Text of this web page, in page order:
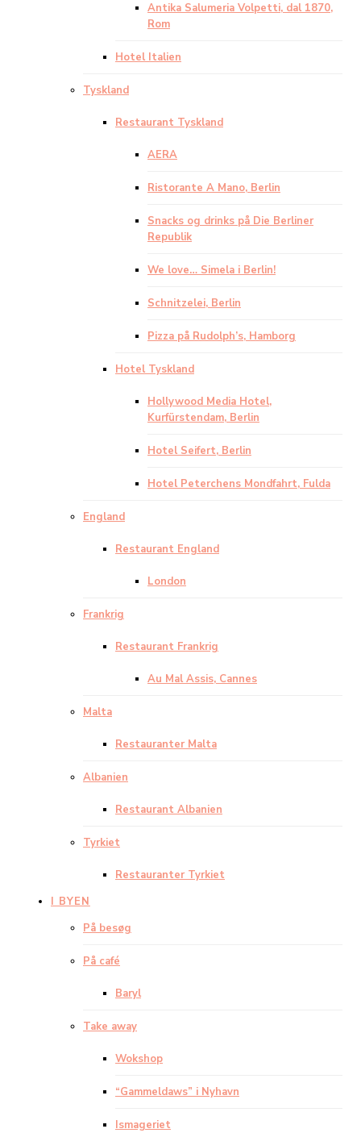
Antika Salumeria Volpetti, dal 1870,
Rom
Hotel Italien
Tyskland
Restaurant Tyskland
AERA
Ristorante A Mano, Berlin
Snacks og drinks på Die Berliner
Republik
We love… Simela i Berlin!
Schnitzelei, Berlin
Pizza på Rudolph’s, Hamborg
Hotel Tyskland
Hollywood Media Hotel,
Kurfürstendam, Berlin
Hotel Seifert, Berlin
Hotel Peterchens Mondfahrt, Fulda
England
Restaurant England
London
Frankrig
Restaurant Frankrig
Au Mal Assis, Cannes
Malta
Restauranter Malta
Albanien
Restaurant Albanien
Tyrkiet
Restauranter Tyrkiet
I BYEN
På besøg
På café
Baryl
Take away
Wokshop
“Gammeldaws” i Nyhavn
Ismageriet